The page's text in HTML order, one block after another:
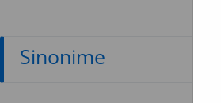
Sinonime